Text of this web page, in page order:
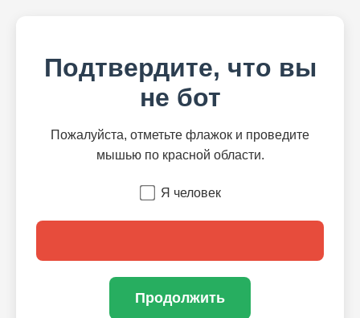
Подтвердите, что вы
не бот
Пожалуйста, отметьте флажок и проведите
мышью по красной области.
Я человек
Продолжить